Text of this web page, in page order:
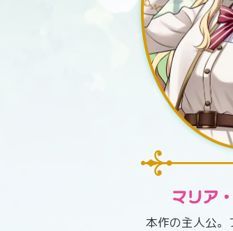
本作の主人公